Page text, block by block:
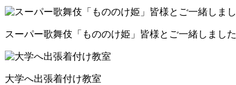
スーパー歌舞伎「もののけ姫」皆様とご一緒しました
大学へ出張着付け教室